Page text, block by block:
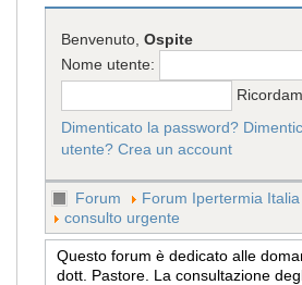
Benvenuto,Ospite
Nome utente:
Dimenticato la password?
utente? Crea un account
Forum Forum Ipertermia Italia
consulto urgente
Questo forum è dedicato alle
dott. Pastore. La consultazione